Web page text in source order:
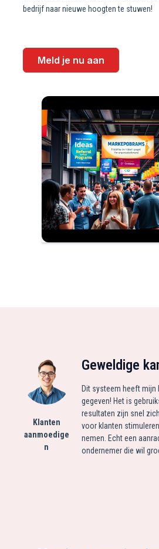
bedrijf naar nieuwe hoogten te stuwen!
Meld je nu aan
Klanten
aanmoedige
n
Geweldige
Dit systeem heeft
gegeven! Het is
resultaten zijn snel
voor klanten
nemen. Echt een
ondernemer die wil